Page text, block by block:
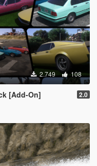
2.749 108
[Add-On] 2.0